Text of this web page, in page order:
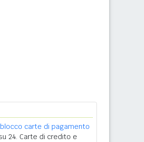
blocco carte di pagamento
24. Carte di credito e